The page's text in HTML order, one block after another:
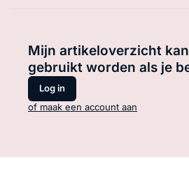
Mijn artikeloverzicht
gebruikt worden als je
Log in
of maak een account aan